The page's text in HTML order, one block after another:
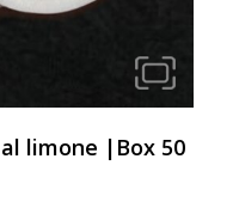
limone |Box 50